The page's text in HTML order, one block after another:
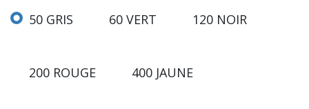
50 GRIS 60 VERT 120 NOIR
200 ROUGE 400 JAUNE